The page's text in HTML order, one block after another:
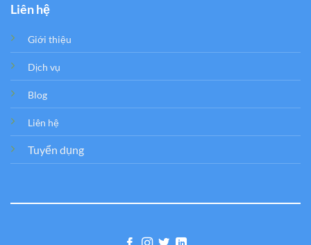
Liên hệ
Giới thiệu
Dịch vụ
Blog
Liên hệ
Tuyển dụng